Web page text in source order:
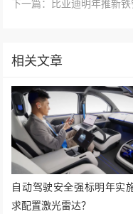
相关文章
自动驾驶安全强标明年实
求配置激光雷达？